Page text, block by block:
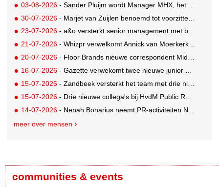
03-08-2026 - Sander Pluijm wordt Manager MHX, het branded content label van Mediahuis
30-07-2026 - Marjet van Zuijlen benoemd tot voorzitter Raad van Toezicht Eye Filmmuseum
23-07-2026 - a&o versterkt senior management met benoeming Markus Harder tot CFO
21-07-2026 - Whizpr verwelkomt Annick van Moerkerk als Junior PR-Consultant
20-07-2026 - Floor Brands nieuwe correspondent Midden-Oosten voor RTL Nieuws
16-07-2026 - Gazette verwekomt twee nieuwe junior pr-adviseurs
15-07-2026 - Zandbeek versterkt het team met drie nieuwe specialisten
15-07-2026 - Drie nieuwe collega's bij HvdM Public Relations
14-07-2026 - Nenah Bonarius neemt PR-activiteiten NIO & firefly over van Mark Heiligers
meer over mensen
communities & events